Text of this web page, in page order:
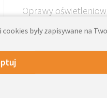
Oprawy
były zapisywane na